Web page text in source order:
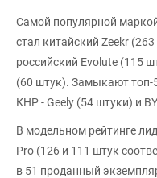
Самой популярной
стал китайский Zeekr
российский Evolute (115
(60 штук). Замыкают топ-
КНР - Geely (54 штуки) и
В модельном рейтинге
Pro (126 и 111 штук
в 51 проданный